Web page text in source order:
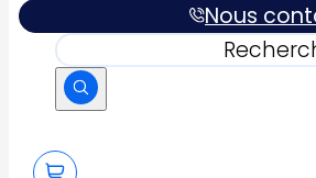
Nous
Rechercher
Vous pouvez
directement via
formulaire :